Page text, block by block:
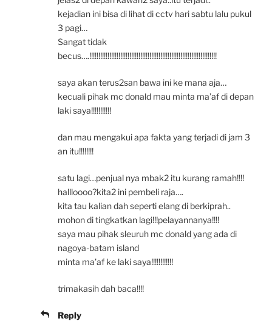
kejadian ini bisa di lihat di cctv hari sabtu lalu pukul
3 pagi…
Sangat tidak
becus….!!!!!!!!!!!!!!!!!!!!!!!!!!!!!!!!!!!!!!!!!!!!!!!!!!!!!!!!!!!!!!!!!!!!!!
saya akan terus2san bawa ini ke mana aja…
kecuali pihak mc donald mau minta ma’af di depan
laki saya!!!!!!!!!!!
dan mau mengakui apa fakta yang terjadi di jam 3
an itu!!!!!!!!
satu lagi…penjual nya mbak2 itu kurang ramah!!!!
hallloooo?kita2 ini pembeli raja….
kita tau kalian dah seperti elang di berkiprah..
mohon di tingkatkan lagi!!!pelayannanya!!!!
saya mau pihak sleuruh mc donald yang ada di
nagoya-batam island
minta ma’af ke laki saya!!!!!!!!!!!!
trimakasih dah baca!!!!
Reply